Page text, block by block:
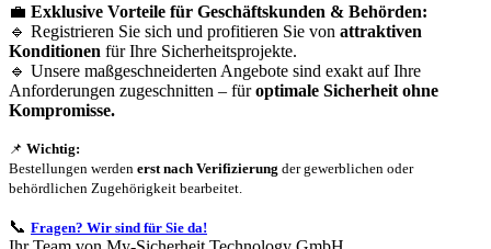
💼 Exklusive Vorteile für Geschäftskunden & Behörden:
🔹 Registrieren Sie sich und profitieren Sie von attraktiven
Konditionen für Ihre Sicherheitsprojekte.
🔹 Unsere maßgeschneiderten Angebote sind exakt auf Ihre
Anforderungen zugeschnitten – füroptimale Sicherheit ohne
Kompromisse.
📌 Wichtig:
Bestellungen werden erst nach Verifizierung der gewerblichen oder
behördlichen Zugehörigkeit bearbeitet.
📞 Fragen? Wir sind für Sie da!